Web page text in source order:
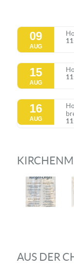
09
AUG
15
AUG
16
AUG
AUS DER